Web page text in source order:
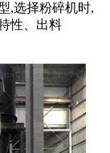
,选择粉碎机时,
性、出料